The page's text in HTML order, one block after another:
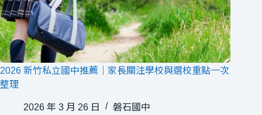
2026 新竹私立國中推薦｜家長關注學校與選校重點一次
整理
2026 年 3 月 26 日 磐石國中